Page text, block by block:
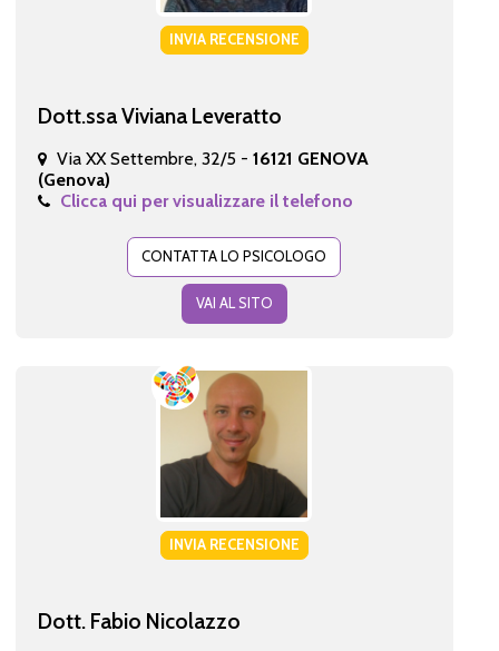
INVIA RECENSIONE
Dott.ssa Viviana Leveratto
Via XX Settembre, 32/5 - 16121 GENOVA
(Genova)
Clicca qui per visualizzare il telefono
CONTATTA LO PSICOLOGO
VAI AL SITO
INVIA RECENSIONE
Dott. Fabio Nicolazzo